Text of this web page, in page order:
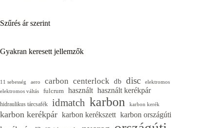
Szűrés ár szerint
Gyakran keresett jellemzők
11 sebesség aero carbon centerlock db disc
elektromos
elektromos váltás
fulcrum használt használt kerékpár
hidraulikus tárcsafék idmatch karbon karbon kerék
karbon kerékpár karbon kerékszett karbon országúti